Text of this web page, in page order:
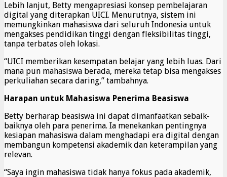
Lebih lanjut, Betty mengapresiasi konsep pembelajaran
digital yang diterapkan UICI. Menurutnya, sistem ini
memungkinkan mahasiswa dari seluruh Indonesia untuk
mengakses pendidikan tinggi dengan fleksibilitas tinggi,
tanpa terbatas oleh lokasi.
“UICI memberikan kesempatan belajar yang lebih luas. Dari
mana pun mahasiswa berada, mereka tetap bisa mengakses
perkuliahan secara daring,” tambahnya.
Harapan untuk Mahasiswa Penerima Beasiswa
Betty berharap beasiswa ini dapat dimanfaatkan sebaik-
baiknya oleh para penerima. Ia menekankan pentingnya
kesiapan mahasiswa dalam menghadapi era digital dengan
membangun kompetensi akademik dan keterampilan yang
relevan.
“Saya ingin mahasiswa tidak hanya fokus pada akademik,